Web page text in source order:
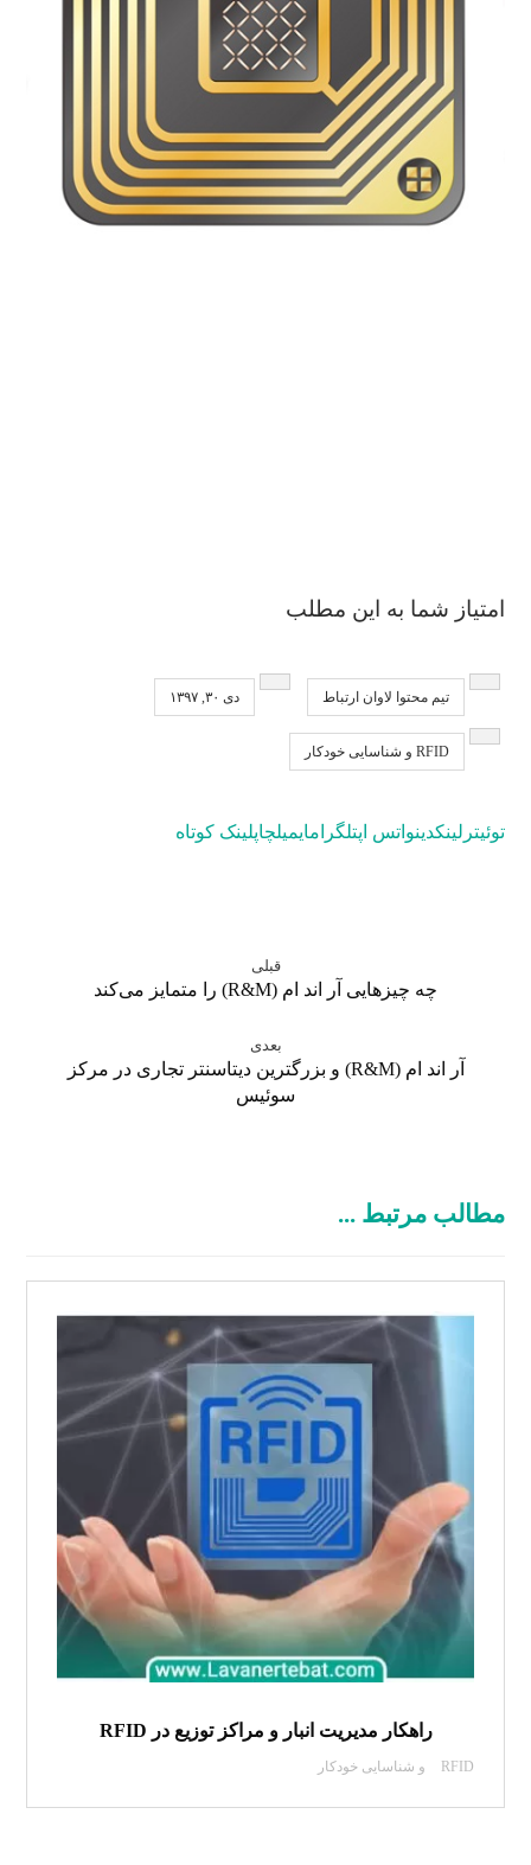
امتیاز شما به این مطلب
تیم محتوا لاوان ارتباط دی ۳۰, ۱۳۹۷
RFID و شناسایی خودکار
توئیتر لینکدینواتس اپتلگرامایمیلچاپلینک کوتاه
قبلی
چه چیزهایی آر اند ام (R&M) را متمایز می‌کند
بعدی
آر اند ام (R&M) و بزرگترین دیتاسنتر تجاری در مرکز
سوئیس
مطالب مرتبط ...
راهکار مدیریت انبار و مراکز توزیع در RFID
RFID و شناسایی خودکار